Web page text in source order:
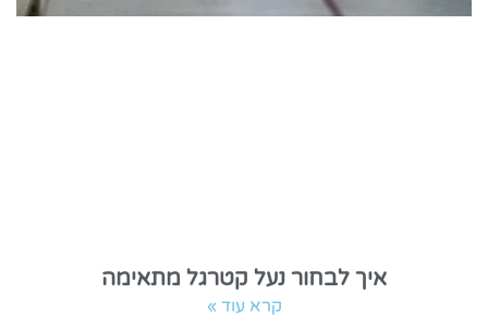
איך לבחור נעל קטרגל מתאימה
קרא עוד »